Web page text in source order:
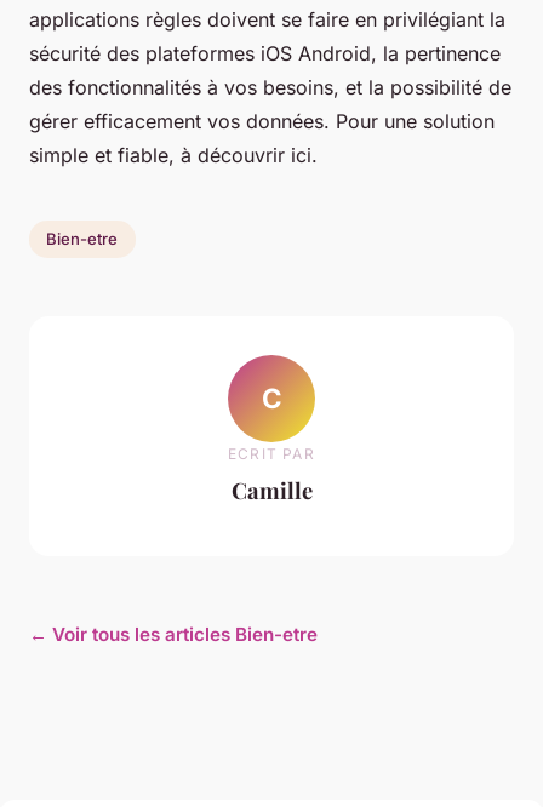
applications règles doivent se faire en privilégiant la
sécurité des plateformes iOS Android, la pertinence
des fonctionnalités à vos besoins, et la possibilité de
gérer efficacement vos données. Pour une solution
simple et fiable, à découvrir ici.
Bien-etre
C
ECRIT PAR
Camille
← Voir tous les articles Bien-etre